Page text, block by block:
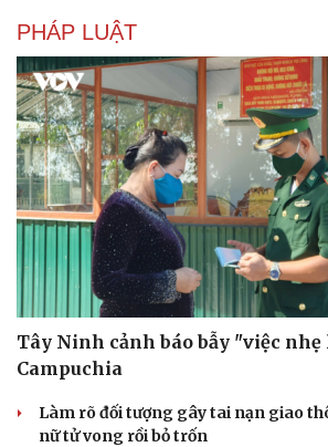
PHÁP LUẬT
Tây Ninh cảnh báo bẫy "việc nhẹ
Campuchia
Làm rõ đối tượng gây tai nạn giao
nữ tử vong rồi bỏ trốn